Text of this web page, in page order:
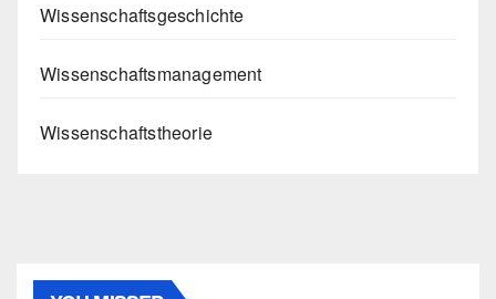
Wissenschaftsgeschichte
Wissenschaftsmanagement
Wissenschaftstheorie